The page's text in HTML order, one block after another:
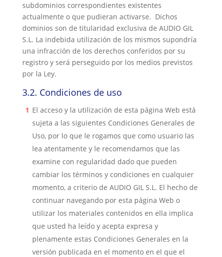
subdominios correspondientes existentes
actualmente o que pudieran activarse. Dichos
dominios son de titularidad exclusiva de AUDIO GIL
S.L. La indebida utilización de los mismos supondría
una infracción de los derechos conferidos por su
registro y será perseguido por los medios previstos
por la Ley.
3.2. Condiciones de uso
El acceso y la utilización de esta página Web está
sujeta a las siguientes Condiciones Generales de
Uso, por lo que le rogamos que como usuario las
lea atentamente y le recomendamos que las
examine con regularidad dado que pueden
cambiar los términos y condiciones en cualquier
momento, a criterio de AUDIO GIL S.L. El hecho de
continuar navegando por esta página Web o
utilizar los materiales contenidos en ella implica
que usted ha leído y acepta expresa y
plenamente estas Condiciones Generales en la
versión publicada en el momento en el que el